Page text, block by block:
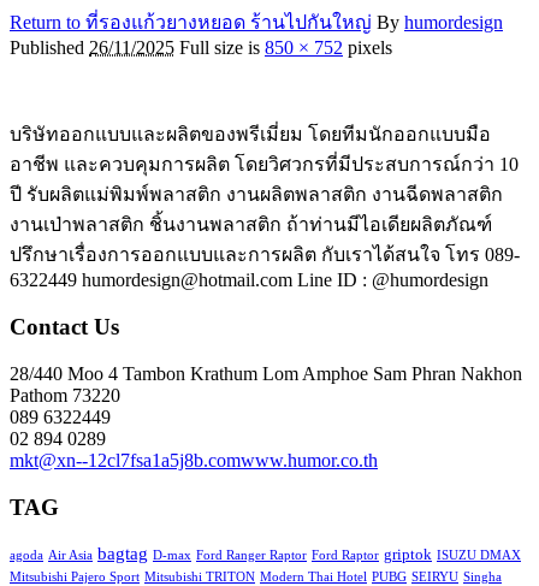
Return to ที่รองแก้วยางหยอด ร้านไปกันใหญ่ By humordesign
Published 26/11/2025 Full size is 850 × 752 pixels
บริษัทออกแบบและผลิตของพรีเมี่ยม โดยทีมนักออกแบบมือ
อาชีพ และควบคุมการผลิต โดยวิศวกรที่มีประสบการณ์กว่า 10
ปี รับผลิตแม่พิมพ์พลาสติก งานผลิตพลาสติก งานฉีดพลาสติก
งานเป่าพลาสติก ชิ้นงานพลาสติก ถ้าท่านมีไอเดียผลิตภัณฑ์
ปรึกษาเรื่องการออกแบบและการผลิต กับเราได้สนใจ โทร 089-
6322449 humordesign@hotmail.com Line ID : @humordesign
Contact Us
28/440 Moo 4 Tambon Krathum Lom Amphoe Sam Phran Nakhon
Pathom 73220
089 6322449
02 894 0289
mkt@xn--12cl7fsa1a5j8b.comwww.humor.co.th
TAG
agoda Air Asia bagtag D-max Ford Ranger Raptor Ford Raptor griptok ISUZU DMAX
Mitsubishi Pajero Sport Mitsubishi TRITON Modern Thai Hotel PUBG SEIRYU Singha